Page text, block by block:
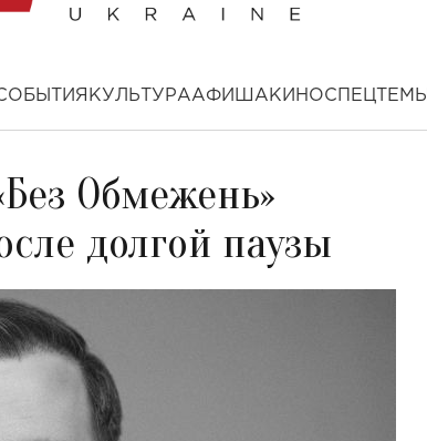
КУЛЬТУРААФИША КИНОСПЕЦТЕМЫ
Обмежень»
долгой паузы